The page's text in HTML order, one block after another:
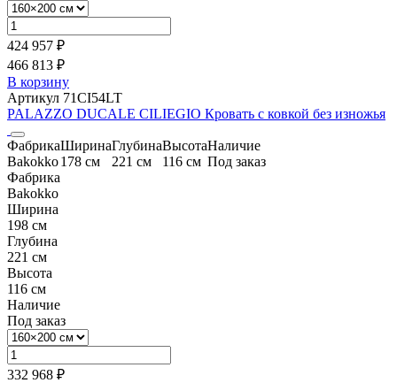
424 957 ₽
466 813 ₽
В корзину
Артикул 71CI54LT
PALAZZO DUCALE CILIEGIO Кровать с ковкой без изножья
Фабрика
Bakokko
Ширина
178 см
Глубина
221 см
Высота
116 см
Наличие
Под заказ
Фабрика
Bakokko
Ширина
198 см
Глубина
221 см
Высота
116 см
Наличие
Под заказ
332 968 ₽